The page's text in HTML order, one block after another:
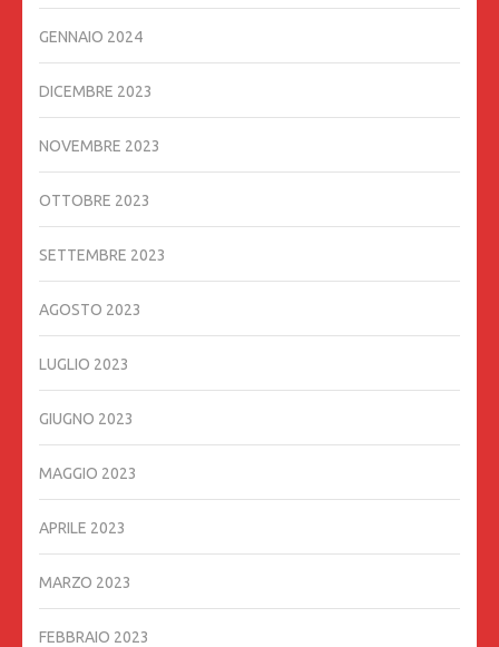
GENNAIO 2024
DICEMBRE 2023
NOVEMBRE 2023
OTTOBRE 2023
SETTEMBRE 2023
AGOSTO 2023
LUGLIO 2023
GIUGNO 2023
MAGGIO 2023
APRILE 2023
MARZO 2023
FEBBRAIO 2023